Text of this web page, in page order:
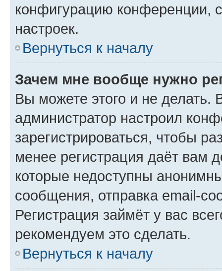
конфигурацию конференции,
настроек.
Вернуться к началу
Зачем мне вообще нужно
Вы можете этого и не делать.
администратор настроил
зарегистрироваться, чтобы
менее регистрация даёт вам
которые недоступны
сообщения, отправка email-
Регистрация займёт у вас
рекомендуем это сделать.
Вернуться к началу